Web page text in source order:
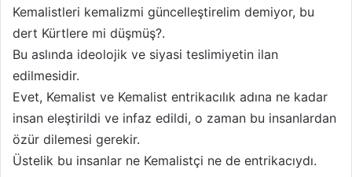
Kemalistleri kemalizmi güncelleştirelim demiyor, bu
dert Kürtlere mi düşmüş?.
Bu aslında ideolojik ve siyasi teslimiyetin ilan
edilmesidir.
Evet, Kemalist ve Kemalist entrikacılık adına ne kadar
insan eleştirildi ve infaz edildi, o zaman bu insanlardan
özür dilemesi gerekir.
Üstelik bu insanlar ne Kemalistçi ne de entrikacıydı.